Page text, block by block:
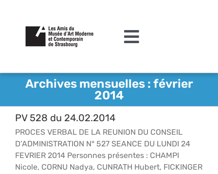
contenu
Toggle
L’association
Actualités
Acquisitions et mécénat
Editions
Archives mensuelles : février
2014
PV 528 du 24.02.2014
PROCES VERBAL DE LA REUNION DU CONSEIL
D’ADMINISTRATION N° 527 SEANCE DU LUNDI 24
FEVRIER 2014 Personnes présentes : CHAMPI
Nicole, CORNU Nadya, CUNRATH Hubert, FICKINGER